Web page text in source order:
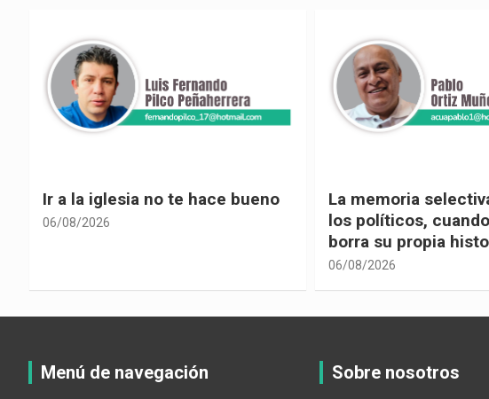
La memoria selectiva un mal en
los políticos, cuando la crítica
Cuando la vida te
hacia adentro…
06/08/2026
Menú de navegación Sobre nosotros